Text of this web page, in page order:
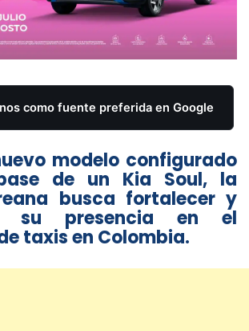
como fuente preferida en Google
modelo configurado
de un Kia Soul, la
busca fortalecer y
su presencia en el
taxis en Colombia.